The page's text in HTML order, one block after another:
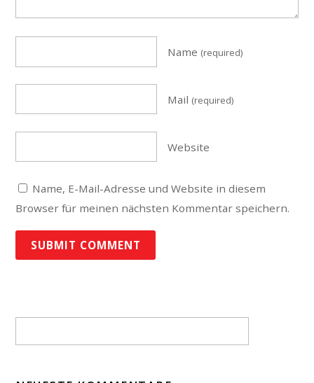
Name (required)
Mail (required)
Website
Name, E-Mail-Adresse und Website in diesem
Browser für meinen nächsten Kommentar speichern.